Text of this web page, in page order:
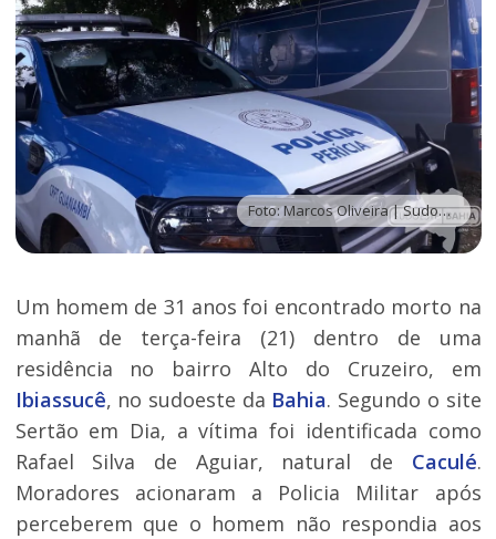
Foto: Marcos Oliveira | Sudoeste Bahia
Um homem de 31 anos foi encontrado morto na
manhã de terça-feira (21) dentro de uma
residência no bairro Alto do Cruzeiro, em
Ibiassucê, no sudoeste da Bahia. Segundo o site
Sertão em Dia, a vítima foi identificada como
Rafael Silva de Aguiar, natural de Caculé.
Moradores acionaram a Policia Militar após
perceberem que o homem não respondia aos